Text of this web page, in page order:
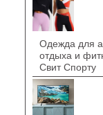
Одежда для
отдыха и
Свит Спорту